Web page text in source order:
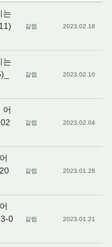
는
갈렙 2023.02.18
는
갈렙 2023.02.10
어
갈렙 2023.02.04
갈렙 2023.01.28
0
갈렙 2023.01.21